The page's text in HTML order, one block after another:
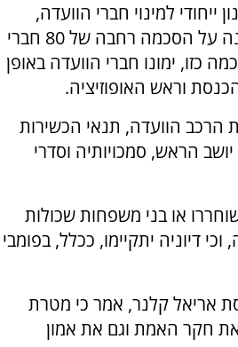
ייחודי למינוי חברי הוועדה,
המבוסס בראש ובראשונה על הסכמה רחבה של 80 חברי
כזו, ימונו חברי הוועדה באופן
וראש האופוזיציה.
הוועדה, תנאי הכשירות
הראש, סמכויותיה וסדרי
או בני משפחות שכולות
דיוניה יתקיימו, ככלל, בפומבי
אריאל קלנר, אמר כי מטרת
חקר האמת וגם את אמון